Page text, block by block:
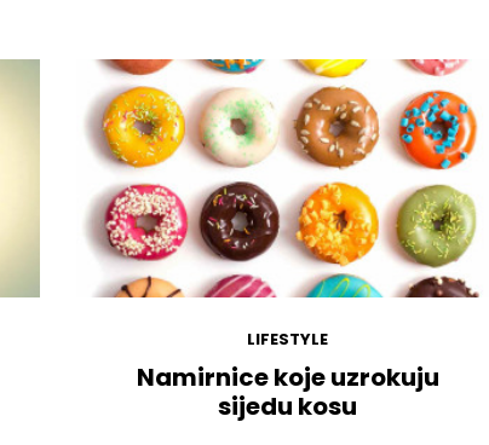
LIFESTYLE
Namirnice koje uzrokuju
sijedu kosu